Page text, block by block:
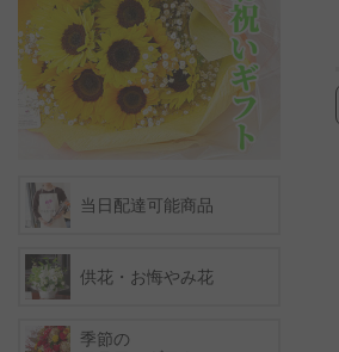
当日配達可能商品
供花・お悔やみ花
季節の